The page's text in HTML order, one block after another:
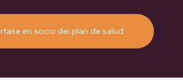
en socio del plan de salud